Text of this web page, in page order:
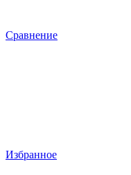
Сравнение
Избранное